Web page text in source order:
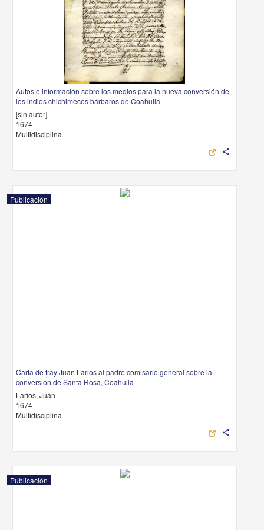
Autos e información sobre los medios para la nueva conversión de
los indios chichimecos bárbaros de Coahuila
[sin autor]
1674
Multidisciplina
share
Publicación
Carta de fray Juan Larios al padre comisario general sobre la
conversión de Santa Rosa, Coahuila
Larios, Juan
1674
Multidisciplina
share
Publicación